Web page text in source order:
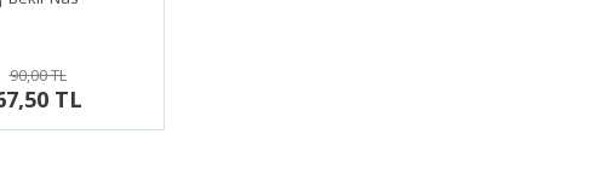
90,00 TL
TL